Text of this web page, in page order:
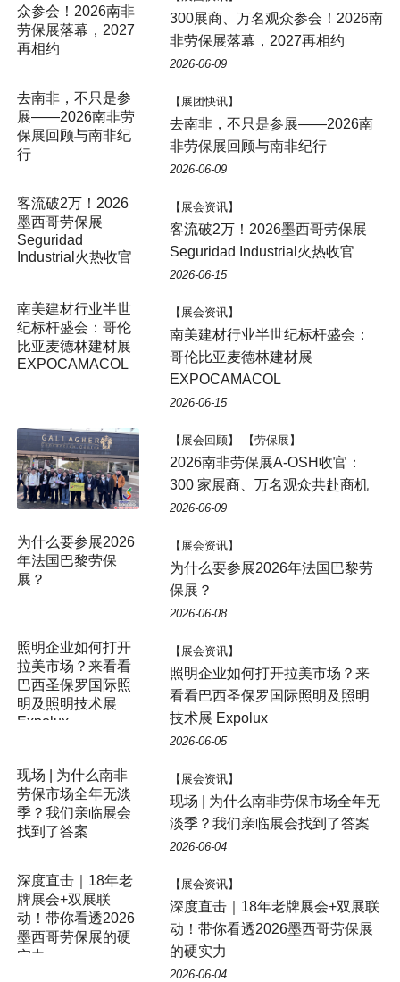
300展商、万名观众参会！2026南
非劳保展落幕，2027再相约
2026-06-09
【展团快讯】
去南非，不只是参展——2026南
非劳保展回顾与南非纪行
2026-06-09
【展会资讯】
客流破2万！2026墨西哥劳保展
Seguridad Industrial火热收官
2026-06-15
【展会资讯】
南美建材行业半世纪标杆盛会：
哥伦比亚麦德林建材展
EXPOCAMACOL
2026-06-15
【展会回顾】 【劳保展】
2026南非劳保展A-OSH收官：
300 家展商、万名观众共赴商机
2026-06-09
【展会资讯】
为什么要参展2026年法国巴黎劳
保展？
2026-06-08
【展会资讯】
照明企业如何打开拉美市场？来
看看巴西圣保罗国际照明及照明
技术展 Expolux
2026-06-05
【展会资讯】
现场 | 为什么南非劳保市场全年无
淡季？我们亲临展会找到了答案
2026-06-04
深度直击｜18年老
牌展会+双展联
动！带你看透2026
墨西哥劳保展的硬
实力
【展会资讯】
深度直击｜18年老牌展会+双展联
动！带你看透2026墨西哥劳保展
的硬实力
2026-06-04